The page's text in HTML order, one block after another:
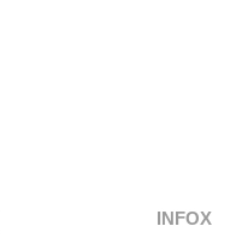
INFOX